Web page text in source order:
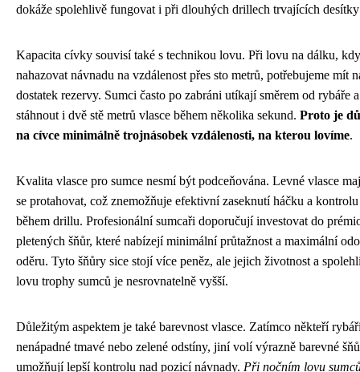
dokáže spolehlivě fungovat i při dlouhých drillech trvajících
Kapacita cívky souvisí také s technikou lovu. Při lovu na dálku,
nahazovat návnadu na vzdálenost přes sto metrů, potřebujeme mít
dostatek rezervy. Sumci často po zabráni utíkají směrem od rybáře
stáhnout i dvě stě metrů vlasce během několika sekund. Proto je
na cívce minimálně trojnásobek vzdálenosti, na kterou lovíme.
Kvalita vlasce pro sumce nesmí být podceňována. Levné vlasce
se protahovat, což znemožňuje efektivní zaseknutí háčku a
během drillu. Profesionální sumcaři doporučují investovat do
pletených šňůr, které nabízejí minimální průtažnost a maximální
oděru. Tyto šňůry sice stojí více peněz, ale jejich životnost a
lovu trophy sumců je nesrovnatelně vyšší.
Důležitým aspektem je také barevnost vlasce. Zatímco někteří
nenápadné tmavé nebo zelené odstíny, jiní volí výrazně barevné
umožňují lepší kontrolu nad pozicí návnady. Při nočním lovu